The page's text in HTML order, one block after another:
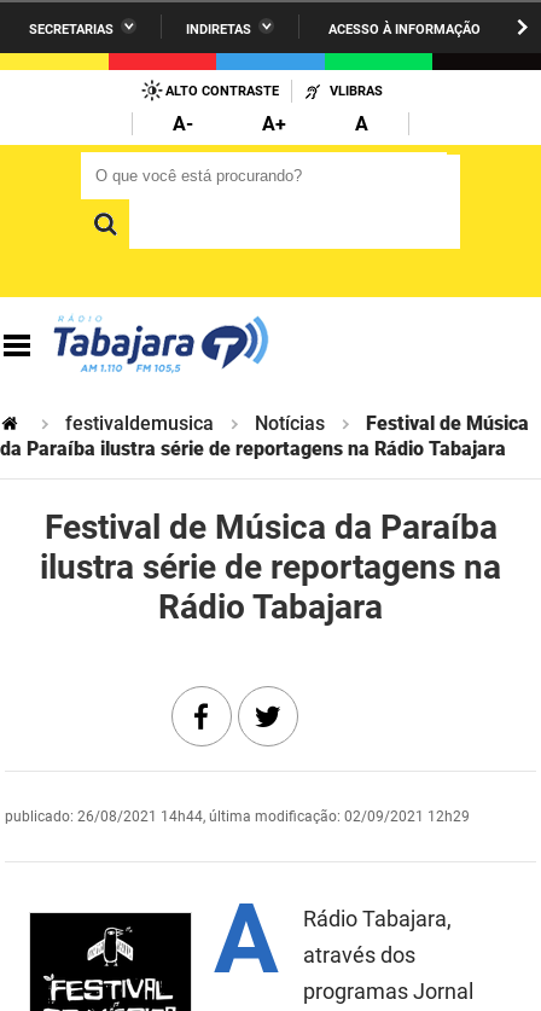
PARA
CONTEÚDO
SECRETARIAS INDIRETAS ACESSO À INFORMAÇÃO
Administração Penitenciária
Agricultura Familiar e Desenvolvimento do Semiárido
Casa Civil do Governador
Ciência, Tecnologia, Inovação e Ensino Superior
Comunicação Institucional
Controladoria Geral do Estado
Desenvolvimento da Agropecuária e Pesca
Desenvolvimento e da Articulação Municipal
Juventude, Esporte e Lazer
Meio Ambiente e Sustentabilidade
ARPB
Codata
Corpo de Bombeiros
Fundação Casa de José Américo
ALTO CONTRASTE VLIBRAS
A- A+
A
O que você está procurando?
festivaldemusica Notícias
Festival de Música
da Paraíba ilustra série de reportagens na Rádio Tabajara
Festival de Música da Paraíba
ilustra série de reportagens na
Rádio Tabajara
publicado: 26/08/2021 14h44, última modificação: 02/09/2021 12h29
A
Rádio Tabajara,
através dos
programas Jornal